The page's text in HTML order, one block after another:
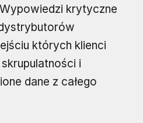
krytyczne
których klienci
i
dane z całego